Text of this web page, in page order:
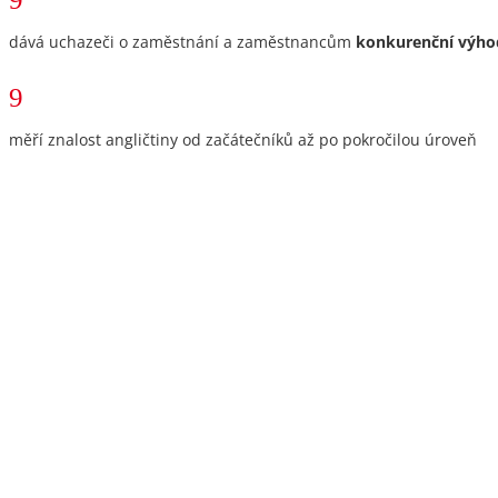
dává uchazeči o zaměstnání a zaměstnancům konkurenční
9
měří znalost angličtiny od začátečníků až po pokročilou úroveň